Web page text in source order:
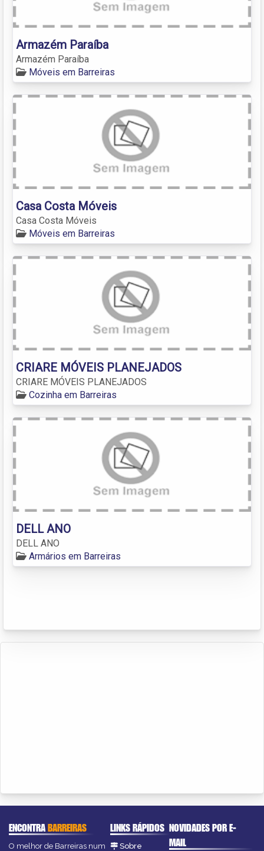
Armazém Paraíba
Armazém Paraíba
Móveis em Barreiras
Casa Costa Móveis
Casa Costa Móveis
Móveis em Barreiras
CRIARE MÓVEIS PLANEJADOS
CRIARE MÓVEIS PLANEJADOS
Cozinha em Barreiras
DELL ANO
DELL ANO
Armários em Barreiras
ENCONTRABARREIRAS
O melhor de Barreiras num
LINKS RÁPIDOS
Sobre
NOVIDADES POR E-
MAIL